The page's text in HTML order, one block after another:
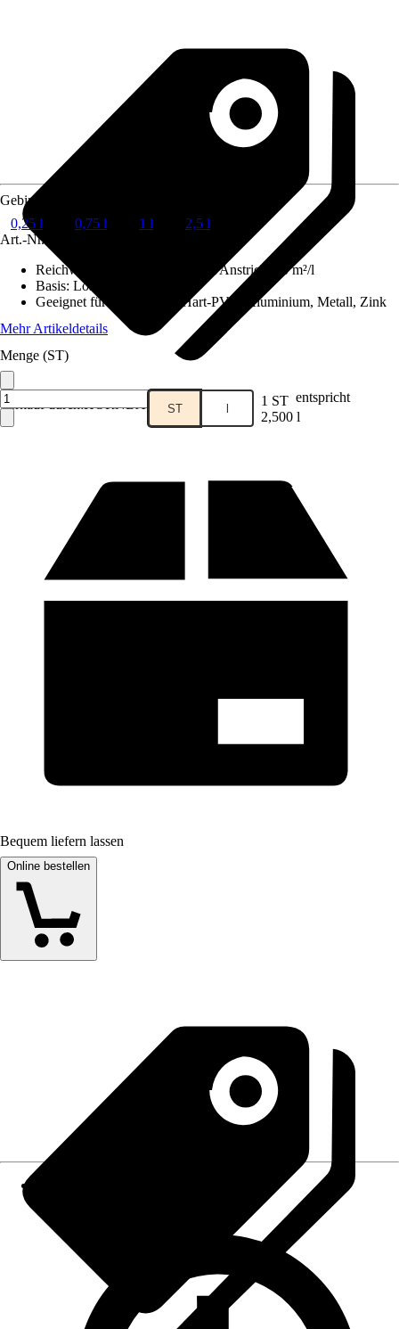
Verkauf durch:HORNBACH
Gebindegröße
0,25 l
0,75 l 1 l
2,5 l
Art.-Nr.
Reichweite (ca.) bei einmaligem Anstrich
10 m²/l
Basis: Lösemittelhaltig
Geeignet für Untergrund
Hart-PVC, Aluminium, Metall, Zink
Mehr Artikeldetails
Menge (ST)
ST l 1 ST entspricht
2,500 l
Bequem liefern lassen
Online bestellen